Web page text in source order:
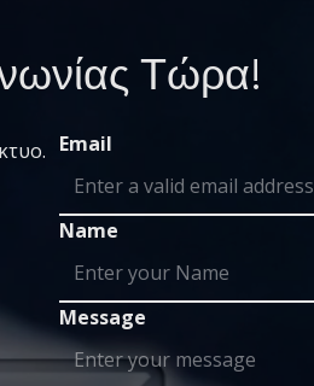
Τώρα!
Email
Name
Message